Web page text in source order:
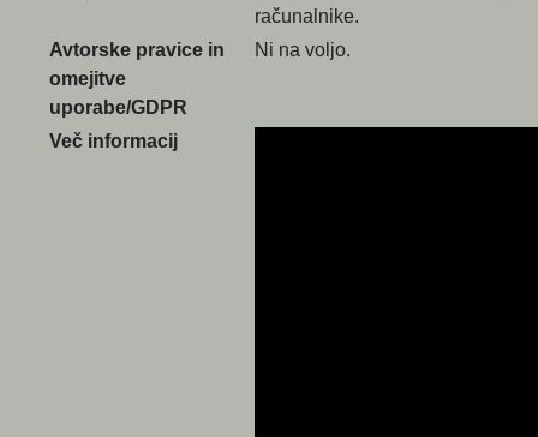
računalnike.
Avtorske pravice in
omejitve
uporabe/GDPR
Ni na voljo.
Več informacij